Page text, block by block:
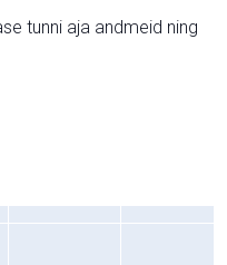
tunni aja andmeid ning